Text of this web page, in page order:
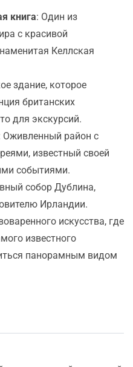
книга: Один из
с красивой
Келлская
здание, которое
британских
для экскурсий.
Оживленный район с
известный своей
событиями.
собор Дублина,
Ирландии.
искусства, где
известного
панорамным видом